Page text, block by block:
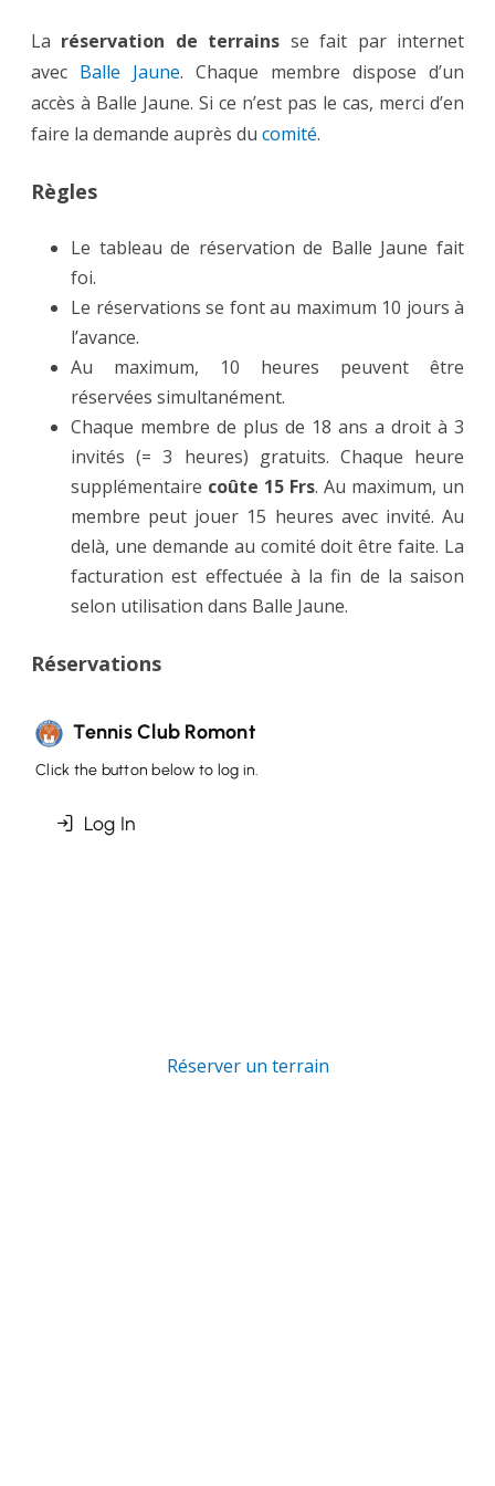
La réservation de terrains se fait par internet
avec Balle Jaune. Chaque membre dispose d’un
accès à Balle Jaune. Si ce n’est pas le cas, merci d’en
faire la demande auprès du comité.
Règles
Le tableau de réservation de Balle Jaune fait
foi.
Le réservations se font au maximum 10 jours à
l’avance.
Au maximum, 10 heures peuvent être
réservées simultanément.
Chaque membre de plus de 18 ans a droit à 3
invités (= 3 heures) gratuits. Chaque heure
supplémentaire coûte 15 Frs. Au maximum, un
membre peut jouer 15 heures avec invité. Au
delà, une demande au comité doit être faite. La
facturation est effectuée à la fin de la saison
selon utilisation dans Balle Jaune.
Réservations
Réserver un terrain